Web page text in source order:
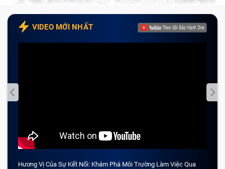
VIDEO MỚI NHẤT
Hương Vị Của Sự Kết Nối: Khám Phá Môi Trường Làm Việc Qua